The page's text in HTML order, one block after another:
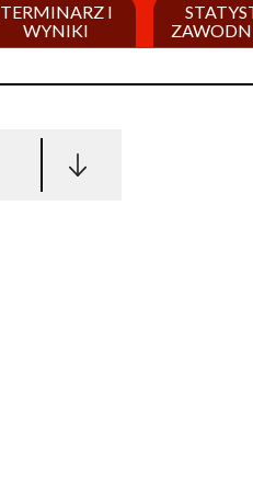
TERMINARZ I
WYNIKI